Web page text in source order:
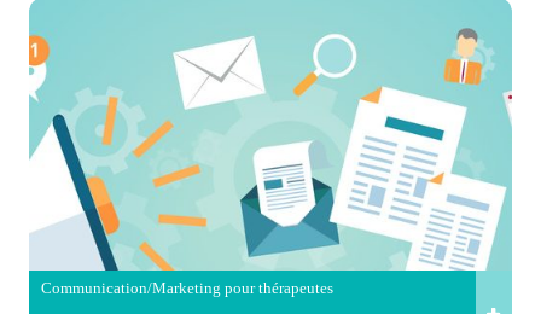
Communication/Marketing pour thérapeutes